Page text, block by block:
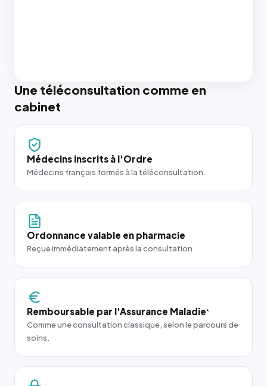
Une téléconsultation comme en
cabinet
Médecins inscrits à l'Ordre
Médecins français formés à la téléconsultation.
Ordonnance valable en pharmacie
Reçue immédiatement après la consultation.
Remboursable par l'Assurance Maladie*
Comme une consultation classique, selon le parcours de
soins.